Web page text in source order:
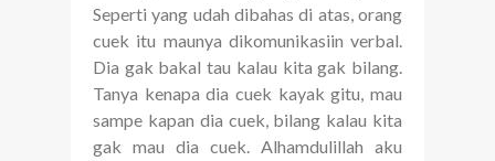
Seperti yang udah dibahas di atas, orang
cuek itu maunya dikomunikasiin verbal.
Dia gak bakal tau kalau kita gak bilang.
Tanya kenapa dia cuek kayak gitu, mau
sampe kapan dia cuek, bilang kalau kita
gak mau dia cuek. Alhamdulillah aku